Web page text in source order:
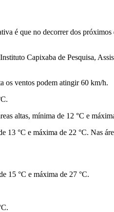
é que no decorrer dos próximos
Capixaba de Pesquisa,
os ventos podem atingir 60 km/h.
altas, mínima de 12 °C e
13 °C e máxima de 22 °C. Nas
15 °C e máxima de 27 °C.